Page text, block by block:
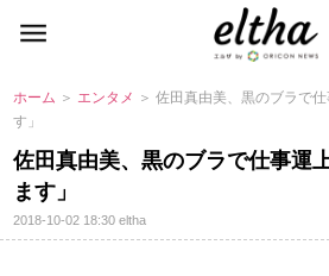
ホーム ＞ エンタメ ＞ 佐田真由美、黒のブラで
す」
佐田真由美、黒のブラで仕事運
ます」
2018-10-02 18:30eltha